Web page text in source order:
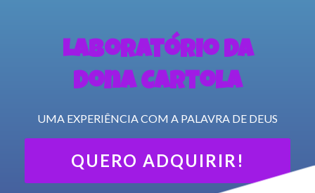
Laboratório Da
Dona Cartola
UMA EXPERIÊNCIA COM A PALAVRA DE DEUS
QUERO ADQUIRIR!